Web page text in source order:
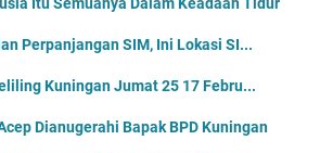
Perpanjangan SIM, Ini Lokasi SI...
Kuningan Jumat 25 17 Febru...
Dianugerahi Bapak BPD Kuningan